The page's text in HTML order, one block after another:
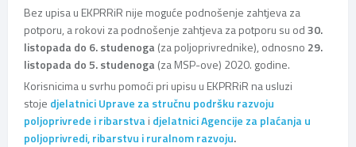
Bez upisa u EKPRRiR nije moguće podnošenje zahtjeva za
potporu, a rokovi za podnošenje zahtjeva za potporu su od30.
listopada do 6. studenoga (za poljoprivrednike), odnosno 29.
listopada do 5. studenoga (za MSP-ove) 2020. godine.
Korisnicima u svrhu pomoći pri upisu u EKPRRiR na usluzi
stoje djelatnici Uprave za stručnu podršku razvoju
poljoprivrede i ribarstvai djelatnici Agencije za plaćanja u
poljoprivredi, ribarstvu i ruralnom razvoju.